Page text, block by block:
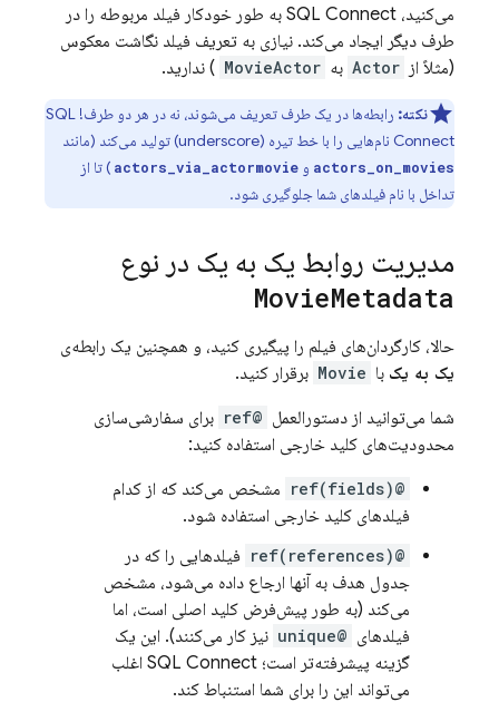
می‌کنید، SQL Connect به طور خودکار فیلد مربوطه را در
طرف دیگر ایجاد می‌کند. نیازی به تعریف فیلد نگاشت معکوس
(مثلاً از Actor به MovieActor ) ندارید.
نکته: رابطه‌ها در یک طرف تعریف می‌شوند، نه در هر دو طرف!SQL
Connect نام‌هایی را با خط تیره (underscore) تولید می‌کند (مانند
actors_on_movies و actors_via_actormovie ) تا از
تداخل با نام فیلدهای شما جلوگیری شود.
مدیریت روابط یک به یک در نوع
MovieMetadata
حالا، کارگردان‌های فیلم را پیگیری کنید، و همچنین یک رابطه‌ی
یک به یک با Movie برقرار کنید.
شما می‌توانید از دستورالعمل @ref
برای سفارشی‌سازی
محدودیت‌های کلید خارجی استفاده کنید:
@ref(fields)
مشخص می‌کند که از کدام
فیلدهای کلید خارجی استفاده شود.
@ref(references)
فیلدهایی را که در
جدول هدف به آنها ارجاع داده می‌شود، مشخص
می‌کند (به طور پیش‌فرض کلید اصلی است، اما
فیلدهای @unique
نیز کار می‌کنند). این یک
گزینه پیشرفته‌تر است؛ SQL Connect اغلب
می‌تواند این را برای شما استنباط کند.